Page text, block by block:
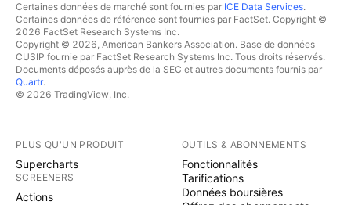
Certaines données de marché sont fournies par ICE Data Services.
Certaines données de référence sont fournies par FactSet. Copyright ©
2026 FactSet Research Systems Inc.
Copyright © 2026, American Bankers Association. Base de données
CUSIP fournie par FactSet Research Systems Inc. Tous droits réservés.
Documents déposés auprès de la SEC et autres documents fournis par
Quartr.
© 2026 TradingView, Inc.
PLUS QU'UN PRODUIT
Supercharts
SCREENERS
Actions
OUTILS & ABONNEMENTS
Fonctionnalités
Tarifications
Données boursières